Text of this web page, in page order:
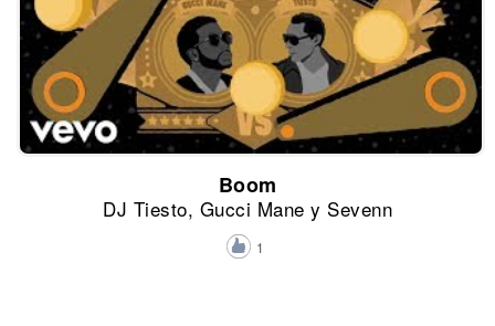
Boom
DJ Tiesto, Gucci Mane y Sevenn
1